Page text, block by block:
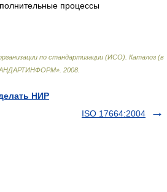
процессы
по стандартизации (ИСО). Каталог (в
2008
НИР
ISO 17664:2004